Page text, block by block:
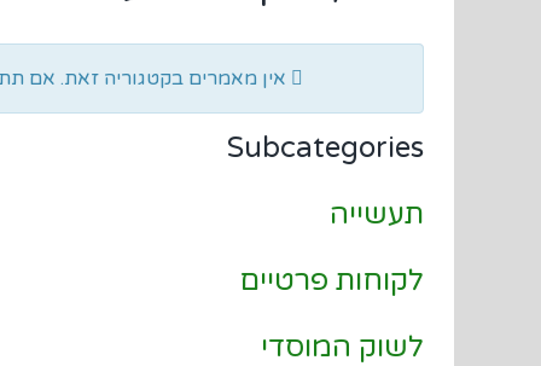
Info
אין מאמרים בקטגוריה זאת. אם
Subcategories
תעשייה
לקוחות פרטיים
לשוק המוסדי